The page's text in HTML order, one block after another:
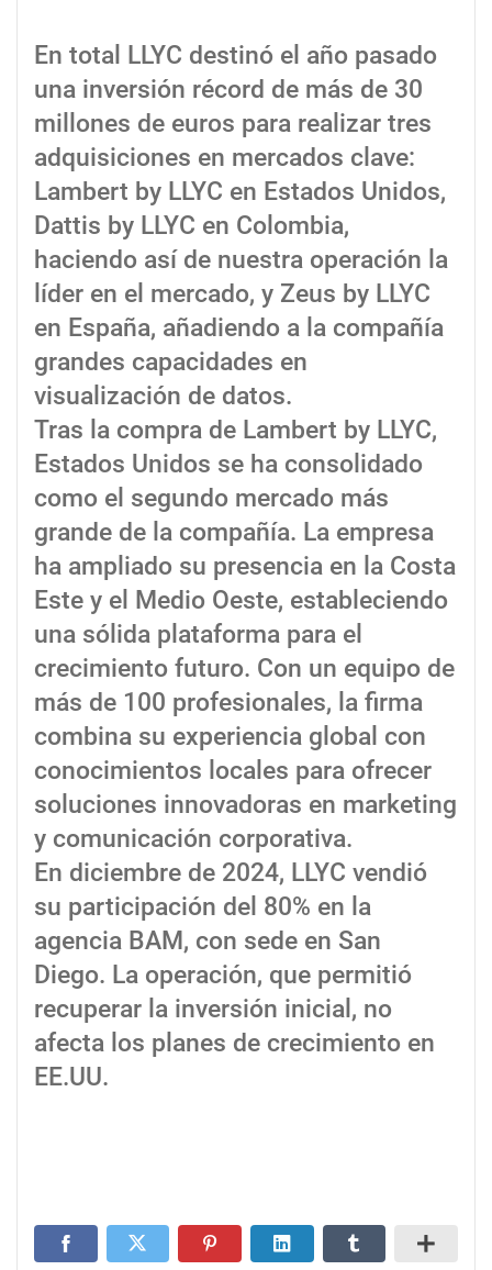
En total LLYC destinó el año pasado
una inversión récord de más de 30
millones de euros para realizar tres
adquisiciones en mercados clave:
Lambert by LLYC en Estados Unidos,
Dattis by LLYC en Colombia,
haciendo así de nuestra operación la
líder en el mercado, y Zeus by LLYC
en España, añadiendo a la compañía
grandes capacidades en
visualización de datos.
Tras la compra de Lambert by LLYC,
Estados Unidos se ha consolidado
como el segundo mercado más
grande de la compañía. La empresa
ha ampliado su presencia en la Costa
Este y el Medio Oeste, estableciendo
una sólida plataforma para el
crecimiento futuro. Con un equipo de
más de 100 profesionales, la firma
combina su experiencia global con
conocimientos locales para ofrecer
soluciones innovadoras en marketing
y comunicación corporativa.
En diciembre de 2024, LLYC vendió
su participación del 80% en la
agencia BAM, con sede en San
Diego. La operación, que permitió
recuperar la inversión inicial, no
afecta los planes de crecimiento en
EE.UU.